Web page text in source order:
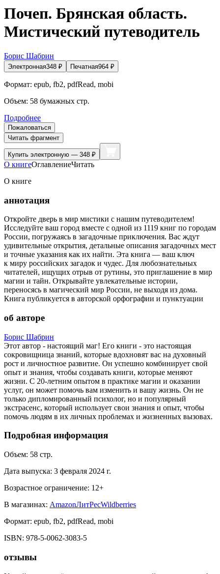
Почеп. Брянская область.
Мистический путеводитель
Борис Шабрин
Электронная348 ₽ Печатная964 ₽
Формат: epub, fb2, pdfRead, mobi
Объем: 58 бумажных стр.
Подробнее
Пожаловаться
Читать фрагмент
Купить электронную — 348 ₽
О книгеОглавлениеЧитать
О книге
аннотация
Откройте дверь в мир мистики с нашим путеводителем!
Исследуйте ваш город вместе с одной из 1119 книг по городам
России, погружаясь в загадочные приключения. Вас ждут
удивительные открытия, детальные описания загадочных мест
и точные указания как их найти. Эта книга — ваш ключ
к миру российских загадок и чудес. Для любознательных
читателей, ищущих отрыв от рутины, это приглашение в мир
магии и тайн. Открывайте увлекательные истории,
переносясь в магический мир России, не выходя из дома.
Книга публикуется в авторской орфографии и пунктуации
об авторе
Борис Шабрин
Этот автор - настоящий маг! Его книги - это настоящая
сокровищница знаний, которые вдохновят вас на духовный
рост и личностное развитие. Он успешно комбинирует свой
опыт и знания, чтобы создавать книги, которые меняют
жизни. С 20-летним опытом в практике магии и оказании
услуг, он может помочь вам изменить и вашу жизнь. Он не
только дипломированный психолог, но и популярный
экстрасенс, который использует свои знания и опыт, чтобы
помочь людям в их личных проблемах и жизненных вызовах.
Подробная информация
Объем: 58 стр.
Дата выпуска: 3 февраля 2024 г.
Возрастное ограничение: 12+
В магазинах: AmazonЛитРесWildberries
Формат: epub, fb2, pdfRead, mobi
ISBN: 978-5-0062-3083-5
отзывы